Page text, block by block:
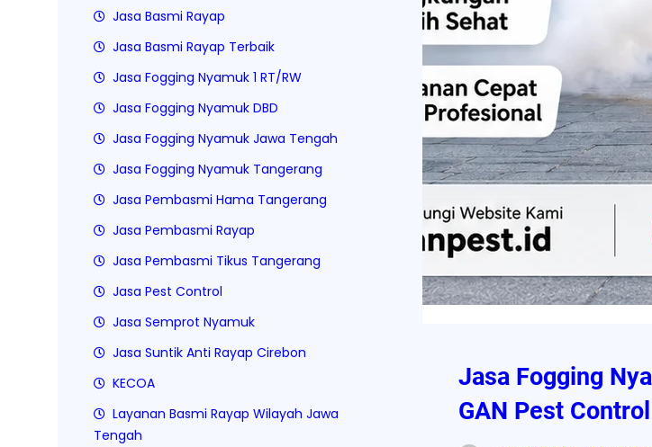
Jasa Basmi Rayap
Jasa Basmi Rayap Terbaik
Jasa Fogging Nyamuk 1 RT/RW
Jasa Fogging Nyamuk DBD
Jasa Fogging Nyamuk Jawa Tengah
Jasa Fogging Nyamuk Tangerang
Jasa Pembasmi Hama Tangerang
Jasa Pembasmi Rayap
Jasa Pembasmi Tikus Tangerang
Jasa Pest Control
Jasa Semprot Nyamuk
Jasa Suntik Anti Rayap Cirebon
KECOA
Layanan Basmi Rayap Wilayah Jawa
Tengah
Jasa Fogging
GAN Pest Control